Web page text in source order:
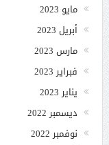
مايو 2023
أبريل 2023
مارس 2023
فبراير 2023
يناير 2023
ديسمبر 2022
نوفمبر 2022